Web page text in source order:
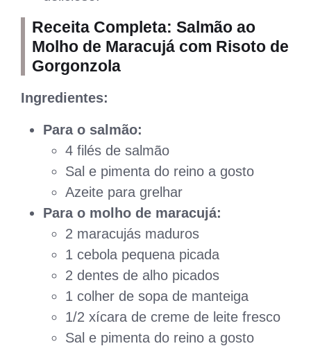
Receita Completa: Salmão ao
Molho de Maracujá com Risoto de
Gorgonzola
Ingredientes:
Para o salmão:
4 filés de salmão
Sal e pimenta do reino a gosto
Azeite para grelhar
Para o molho de maracujá:
2 maracujás maduros
1 cebola pequena picada
2 dentes de alho picados
1 colher de sopa de manteiga
1/2 xícara de creme de leite fresco
Sal e pimenta do reino a gosto